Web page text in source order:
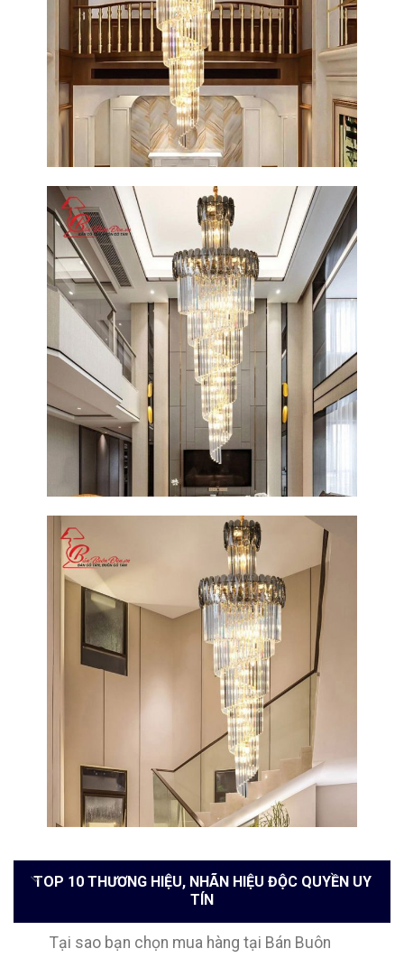
TOP 10 THƯƠNG HIỆU, NHÃN HIỆU ĐỘC QUYỀN UY
TÍN
Tại sao bạn chọn mua hàng tại Bán Buôn